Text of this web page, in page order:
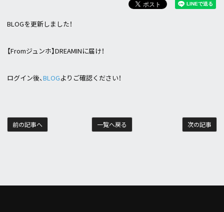
BLOGを更新しました！
【Fromジュンホ】DREAMINに届け！
ログイン後、BLOGよりご確認ください！
次の記事
一覧へ戻る
前の記事へ